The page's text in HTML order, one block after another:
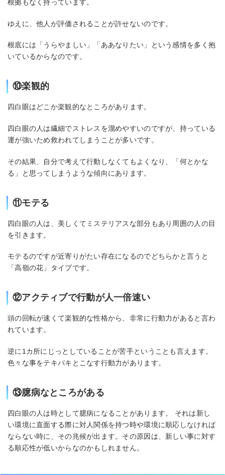
根拠もなく持っています。
ゆえに、他人が評価されることが許せないのです。
根底には「うらやましい」「ああなりたい」という感情を多く抱
いているからなのです。
⑩楽観的
四白眼はどこか楽観的なところがあります。
四白眼の人は繊細でストレスを溜めやすいのですが、持っている
運が強いため救われてしまうことが多いです。
その結果、自分で考えて行動しなくてもよくなり、「何とかな
る」と思ってしまうような傾向にあります。
⑪モテる
四白眼の人は、美しくてミステリアスな部分もあり周囲の人の目
を引きます。
モテるのですが近寄りがたい存在になるのでどちらかと言うと
「高嶺の花」タイプです。
⑫アクティブで行動が人一倍速い
頭の回転が速くて楽観的な性格から、非常に行動力があると言わ
れています。
逆に1カ所にじっとしていることが苦手ということも言えます。
色々な事をテキパキとこなす行動力があります。
⑬臆病なところがある
四白眼の人は時として臆病になることがあります。 それは新し
い環境に直面する際に対人関係を持つ時や環境に順応しなければ
ならない時に、その兆候が出ます。その原因は、新しい事に対す
る順応性が低いからなのかもしれません。